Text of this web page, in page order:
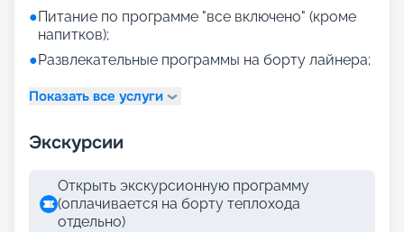
●Питание по программе "все включено" (кроме
напитков);
●Развлекательные программы на борту лайнера;
Показать все услуги
Экскурсии
Открыть экскурсионную программу
(оплачивается на борту теплохода
отдельно)